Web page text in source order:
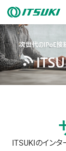
ITSUKIのインタ